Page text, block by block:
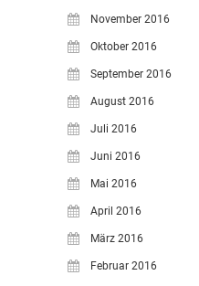
November 2016
Oktober 2016
September 2016
August 2016
Juli 2016
Juni 2016
Mai 2016
April 2016
März 2016
Februar 2016